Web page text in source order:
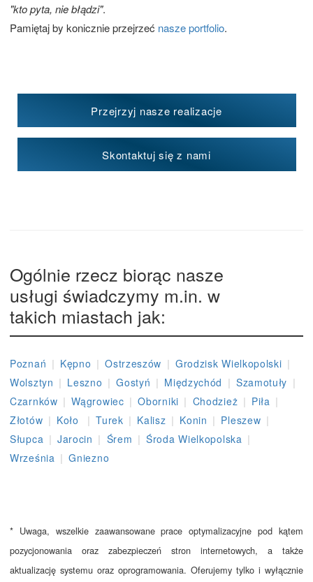
"kto pyta, nie błądzi".
Pamiętaj by konicznie przejrzeć nasze portfolio.
Przejrzyj nasze realizacje
Skontaktuj się z nami
Ogólnie rzecz biorąc nasze
usługi świadczymy m.in. w
takich miastach jak:
Poznań | Kępno | Ostrzeszów | Grodzisk Wielkopolski |
Wolsztyn | Leszno | Gostyń | Międzychód | Szamotuły |
Czarnków | Wągrowiec | Oborniki | Chodzież | Piła |
Złotów | Koło | Turek | Kalisz | Konin | Pleszew |
Słupca | Jarocin | Śrem | Środa Wielkopolska |
Września | Gniezno
* Uwaga, wszelkie zaawansowane prace optymalizacyjne pod kątem
pozycjonowania oraz zabezpieczeń stron internetowych, a także
aktualizację systemu oraz oprogramowania. Oferujemy tylko i wyłącznie